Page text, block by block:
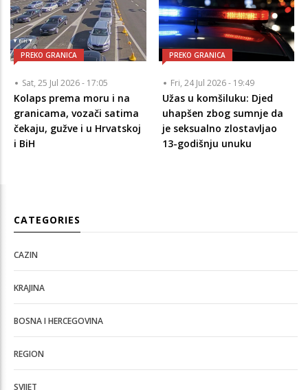
PREKO GRANICA
Sat, 25 Jul 2026 - 17:05
Kolaps prema moru i na
granicama, vozači satima
čekaju, gužve i u Hrvatskoj
i BiH
PREKO GRANICA
Fri, 24 Jul 2026 - 19:49
Užas u komšiluku: Djed
uhapšen zbog sumnje da
je seksualno zlostavljao
13-godišnju unuku
CATEGORIES
CAZIN
KRAJINA
BOSNA I HERCEGOVINA
REGION
SVIJET